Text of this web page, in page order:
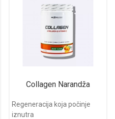
Collagen Narandža
Regeneracija koja počinje
iznutra